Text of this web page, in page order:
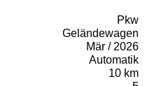
Pkw
Geländewagen
Mär / 2026
Automatik
10 km